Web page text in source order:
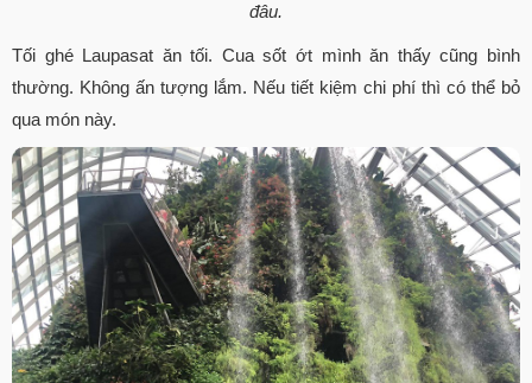
đâu.
Tối ghé Laupasat ăn tối. Cua sốt ớt mình ăn thấy cũng bình
thường. Không ấn tượng lắm. Nếu tiết kiệm chi phí thì có thể bỏ
qua món này.